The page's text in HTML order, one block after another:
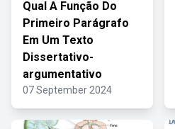
Qual A Função Do
Primeiro Parágrafo
Em Um Texto
Dissertativo-
argumentativo
07 September 2024